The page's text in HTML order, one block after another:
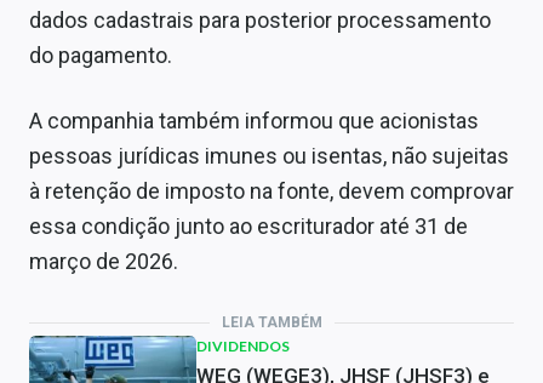
dados cadastrais para posterior processamento
do pagamento.
A companhia também informou que acionistas
pessoas jurídicas imunes ou isentas, não sujeitas
à retenção de imposto na fonte, devem comprovar
essa condição junto ao escriturador até 31 de
março de 2026.
LEIA TAMBÉM
DIVIDENDOS
WEG (WEGE3), JHSF (JHSF3) e